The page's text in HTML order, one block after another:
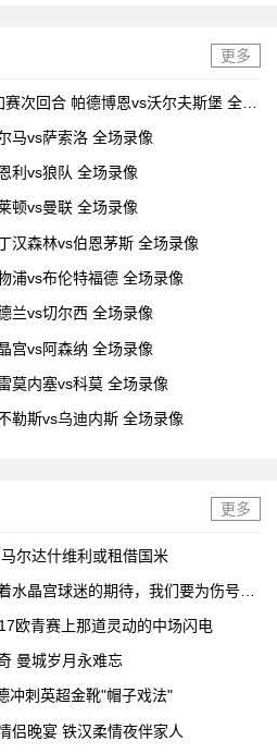
更多
次回合 帕德博恩vs沃尔夫斯堡 全场
马vs萨索洛 全场录像
利vs狼队 全场录像
顿vs曼联 全场录像
汉森林vs伯恩茅斯 全场录像
浦vs布伦特福德 全场录像
兰vs切尔西 全场录像
宫vs阿森纳 全场录像
莫内塞vs科莫 全场录像
勒斯vs乌迪内斯 全场录像
更多
尔达什维利或租借国米
水晶宫球迷的期待，我们要为伤号而
欧青赛上那道灵动的中场闪电
曼城岁月永难忘
冲刺英超金靴"帽子戏法"
侣晚宴 铁汉柔情夜伴家人